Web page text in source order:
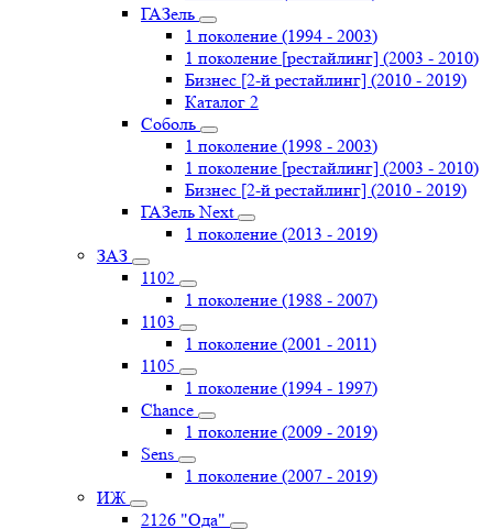
ГАЗель
1 поколение (1994 - 2003)
1 поколение [рестайлинг] (2003 - 2010)
Бизнес [2-й рестайлинг] (2010 - 2019)
Каталог 2
Соболь
1 поколение (1998 - 2003)
1 поколение [рестайлинг] (2003 - 2010)
Бизнес [2-й рестайлинг] (2010 - 2019)
ГАЗель Next
1 поколение (2013 - 2019)
ЗАЗ
1102
1 поколение (1988 - 2007)
1103
1 поколение (2001 - 2011)
1105
1 поколение (1994 - 1997)
Chance
1 поколение (2009 - 2019)
Sens
1 поколение (2007 - 2019)
ИЖ
2126 "Ода"